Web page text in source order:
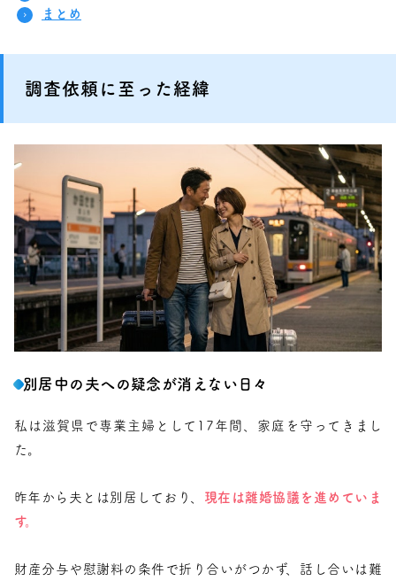
まとめ
調査依頼に至った経緯
別居中の夫への疑念が消えない日々
私は滋賀県で専業主婦として17年間、家庭を守ってきまし
た。
昨年から夫とは別居しており、 現在は離婚協議を進めていま
す。
財産分与や慰謝料の条件で折り合いがつかず、話し合いは難